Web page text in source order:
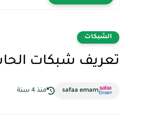
الشبكات
تعريف شبكات
safaa emam منذ 4 سنة